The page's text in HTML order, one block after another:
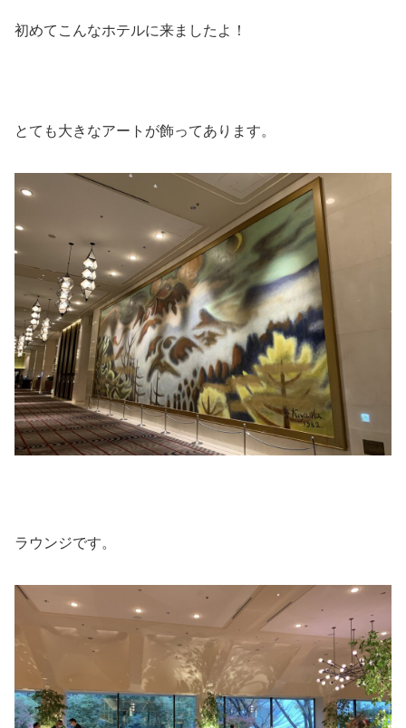
初めてこんなホテルに来ましたよ！
とても大きなアートが飾ってあります。
ラウンジです。